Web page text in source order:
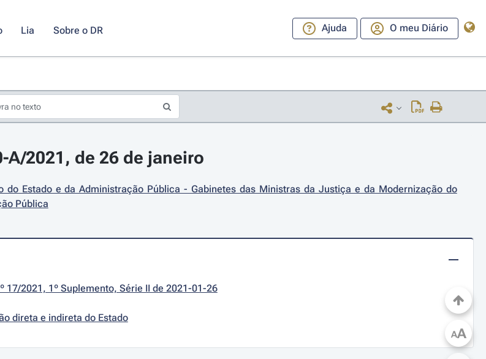
Lia Sobre o DR Ajuda O meu Diário
A/2021, de 26 de janeiro
do Estado e da Administração Pública - Gabinetes das Ministras da Justiça e da Modernização do
Pública
17/2021, 1º Suplemento, Série II de 2021-01-26
direta e indireta do Estado
AA